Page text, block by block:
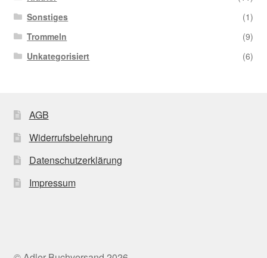
Sonstiges
(1)
Trommeln
(9)
Unkategorisiert
(6)
AGB
Widerrufsbelehrung
Datenschutzerklärung
Impressum